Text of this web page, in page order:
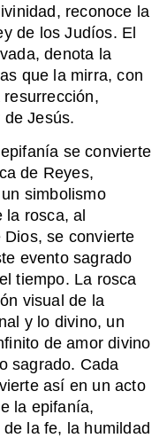
reconoce la
de los Judíos. El
denota la
que la mirra, con
Jesús.
se convierte
de Reyes,
simbolismo
la rosca, al
se convierte
evento sagrado
tiempo. La rosca
visual de la
y lo divino, un
de amor divino
sagrado. Cada
así en un acto
la epifanía,
la fe, la humildad